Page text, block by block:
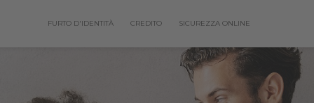
FURTO D'IDENTITÀ CREDITO SICUREZZA ONLINE